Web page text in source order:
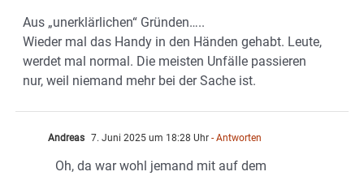
Aus „unerklärlichen“ Gründen…..
Wieder mal das Handy in den Händen gehabt. Leute,
werdet mal normal. Die meisten Unfälle passieren
nur, weil niemand mehr bei der Sache ist.
Andreas 7. Juni 2025 um 18:28 Uhr - Antworten
Oh, da war wohl jemand mit auf dem